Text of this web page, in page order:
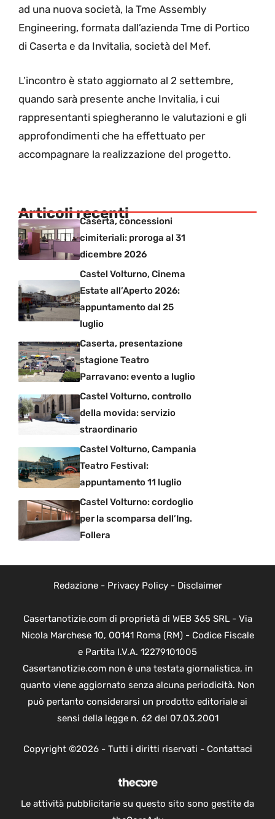
ad una nuova società, la Tme Assembly
Engineering, formata dall’azienda Tme di Portico
di Caserta e da Invitalia, società del Mef.
L’incontro è stato aggiornato al 2 settembre,
quando sarà presente anche Invitalia, i cui
rappresentanti spiegheranno le valutazioni e gli
approfondimenti che ha effettuato per
accompagnare la realizzazione del progetto.
Articoli recenti
Caserta, concessioni
cimiteriali: proroga al 31
dicembre 2026
Castel Volturno, Cinema
Estate all’Aperto 2026:
appuntamento dal 25
luglio
Caserta, presentazione
stagione Teatro
Parravano: evento a luglio
Castel Volturno, controllo
della movida: servizio
straordinario
Castel Volturno, Campania
Teatro Festival:
appuntamento 11 luglio
Castel Volturno: cordoglio
per la scomparsa dell’Ing.
Follera
Redazione- Privacy Policy- Disclaimer
Casertanotizie.com di proprietà di WEB 365 SRL - Via
Nicola Marchese 10, 00141 Roma (RM) - Codice Fiscale
e Partita I.V.A. 12279101005
Casertanotizie.com non è una testata giornalistica, in
quanto viene aggiornato senza alcuna periodicità. Non
può pertanto considerarsi un prodotto editoriale ai
sensi della legge n. 62 del 07.03.2001
Copyright ©2026 - Tutti i diritti riservati - Contattaci
Le attività pubblicitarie su questo sito sono gestite da